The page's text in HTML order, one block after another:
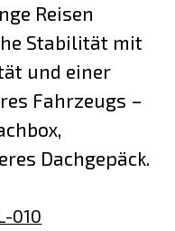
Reisen
Stabilität mit
und einer
Fahrzeugs –
Dachgepäck.
010